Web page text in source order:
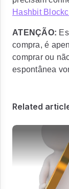
Hashbit
ATENÇÃO:
compra, é
comprar ou
espontânea
Related